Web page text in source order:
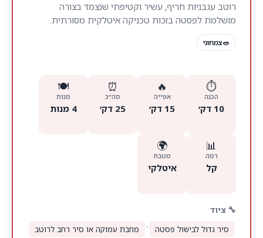
רוטב עגבניות חריף, עשיר וקטיפתי שנצמד בצורה
מושלמת לפסטה בזכות טכניקה איטלקית מסורתית.
🥗צמחוני
⏱
הכנה
10 דק׳
🔥
אפייה
15 דק׳
⏰
סה״כ
25 דק׳
🍽
מנות
4 מנות
📊
רמה
קל
🌍
מטבח
איטלקי
🔧 ציוד
סיר גדול לבישול פסטה · מחבת עמוקה או סיר רחב לרוטב